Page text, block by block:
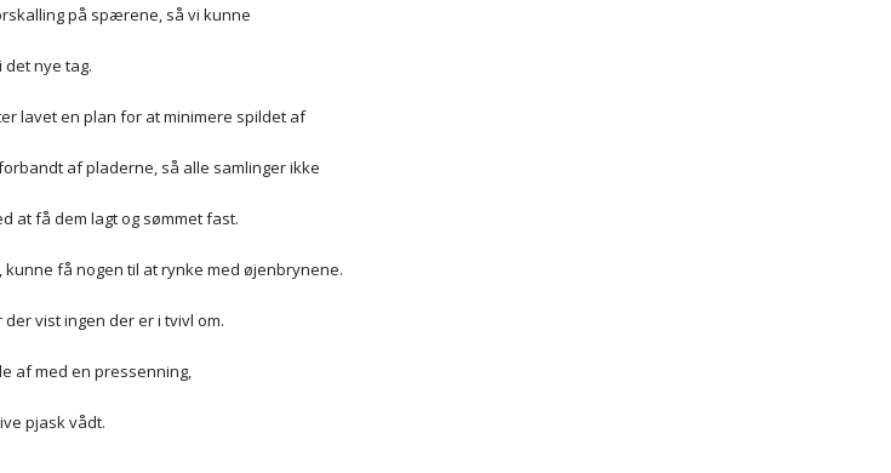
på spærene, så vi kunne
nye tag.
lavet en plan for at minimere spildet af
af pladerne, så alle samlinger ikke
at få dem lagt og sømmet fast.
få nogen til at rynke med øjenbrynene.
vist ingen der er i tvivl om.
af med en pressenning,
pjask vådt.